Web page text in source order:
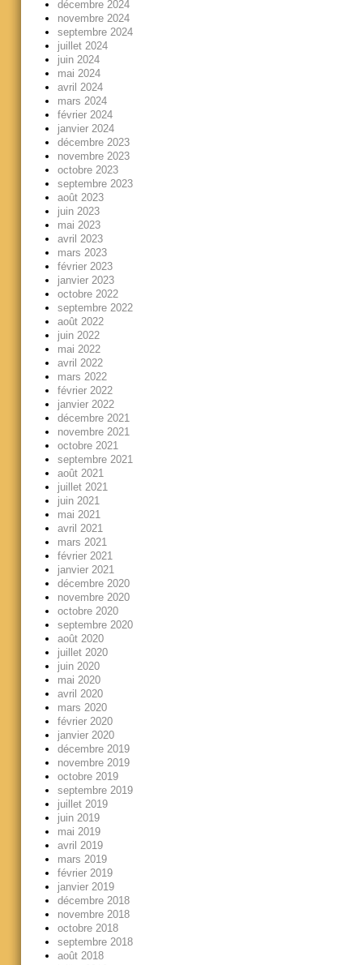
décembre 2024
novembre 2024
septembre 2024
juillet 2024
juin 2024
mai 2024
avril 2024
mars 2024
février 2024
janvier 2024
décembre 2023
novembre 2023
octobre 2023
septembre 2023
août 2023
juin 2023
mai 2023
avril 2023
mars 2023
février 2023
janvier 2023
octobre 2022
septembre 2022
août 2022
juin 2022
mai 2022
avril 2022
mars 2022
février 2022
janvier 2022
décembre 2021
novembre 2021
octobre 2021
septembre 2021
août 2021
juillet 2021
juin 2021
mai 2021
avril 2021
mars 2021
février 2021
janvier 2021
décembre 2020
novembre 2020
octobre 2020
septembre 2020
août 2020
juillet 2020
juin 2020
mai 2020
avril 2020
mars 2020
février 2020
janvier 2020
décembre 2019
novembre 2019
octobre 2019
septembre 2019
juillet 2019
juin 2019
mai 2019
avril 2019
mars 2019
février 2019
janvier 2019
décembre 2018
novembre 2018
octobre 2018
septembre 2018
août 2018